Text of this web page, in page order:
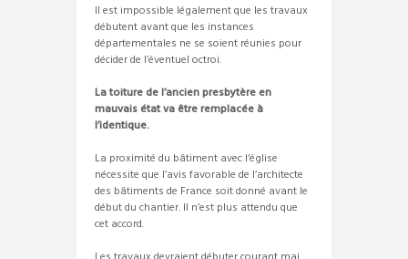
Il est impossible légalement que les travaux
débutent avant que les instances
départementales ne se soient réunies pour
décider de l’éventuel octroi.
La toiture de l’ancien presbytère en
mauvais état va être remplacée à
l’identique.
La proximité du bâtiment avec l‘église
nécessite que l’avis favorable de l’architecte
des bâtiments de France soit donné avant le
début du chantier. Il n’est plus attendu que
cet accord.